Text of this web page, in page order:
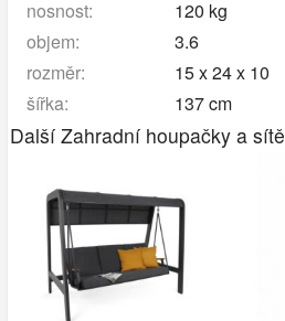
nosnost:
120 kg
objem:
3.6
rozměr:
15 x 24 x 10
šířka:
137 cm
Další Zahradní houpačky a sítě